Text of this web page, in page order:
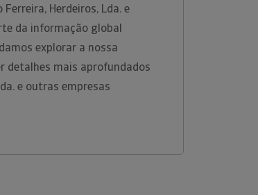
Herdeiros, Lda. e
da informação global
explorar a nossa
detalhes mais aprofundados
e outras empresas